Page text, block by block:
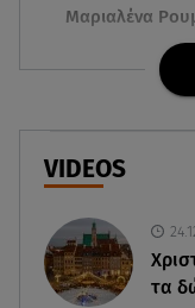
Μαριαλένα
Τουρισμός για
Marfin:
46χρονη
VIDEOS
τα